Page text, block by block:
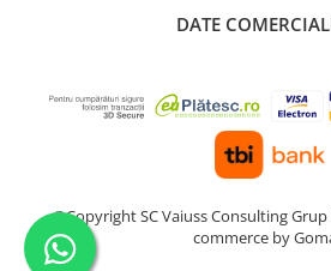
DATE
©Copyright SC Vaiuss Consulting Grup
commerce by